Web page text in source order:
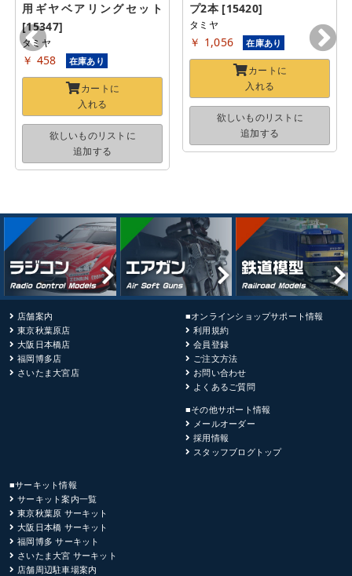
用ギヤベアリングセット
[15347]
タミヤ
￥ 458 在庫あり
カートに
入れる
欲しいものリストに
追加する
プ2本 [15420]
タミヤ
￥ 1,056 在庫あり
カートに
入れる
欲しいものリストに
追加する
店舗案内
東京秋葉原店
大阪日本橋店
福岡博多店
さいたま大宮店
■オンラインショップサポート情報
利用規約
会員登録
ご注文方法
お問い合わせ
よくあるご質問
■その他サポート情報
メールオーダー
採用情報
スタッフブログトップ
■サーキット情報
サーキット案内一覧
東京秋葉原 サーキット
大阪日本橋 サーキット
福岡博多 サーキット
さいたま大宮 サーキット
店舗周辺駐車場案内